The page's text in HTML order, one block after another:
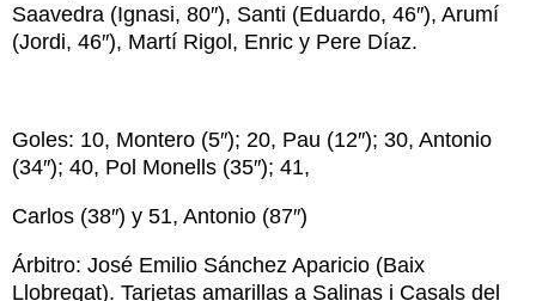
Saavedra (Ignasi, 80″), Santi (Eduardo, 46″), Arumí
(Jordi, 46″), Martí Rigol, Enric y Pere Díaz.
Goles: 1­0, Montero (5″); 2­0, Pau (12″); 3­0, Antonio
(34″); 4­0, Pol Monells (35″); 4­1,
Carlos (38″) y 5­1, Antonio (87″)
Árbitro: José Emilio Sánchez Aparicio (Baix
Llobregat). Tarjetas amarillas a Salinas i Casals del